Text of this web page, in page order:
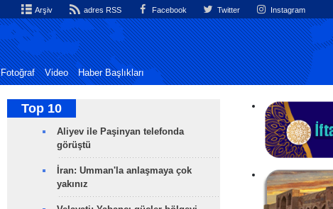
Arşiv adres RSS Facebook Twitter Instagram
Fotoğraf Video Haber Başlıkları
Top 10
Aliyev ile Paşinyan telefonda
görüştü
İran: Umman'la anlaşmaya çok
yakınız